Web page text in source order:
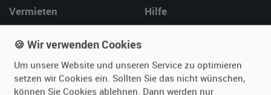
Vermieten
Fotos senden
Fragen für Vermieter
Inserat verwalten
Hilfe
Kontakt
🍪 Wir verwenden Cookies
Um unsere Website und unseren Service zu optimieren
setzen wir Cookies ein. Sollten Sie das nicht wünschen,
können Sie Cookies ablehnen. Dann werden nur